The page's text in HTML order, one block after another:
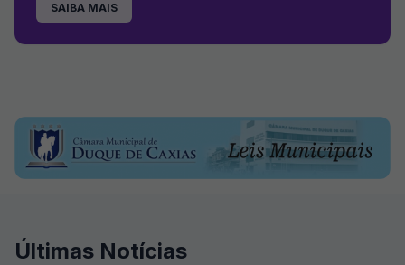
SAIBA MAIS
Últimas Notícias